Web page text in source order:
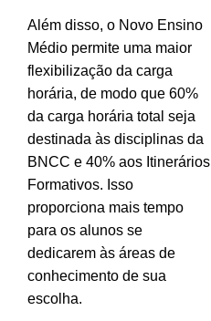
Além disso, o Novo Ensino
Médio permite uma maior
flexibilização da carga
horária, de modo que 60%
da carga horária total seja
destinada às disciplinas da
BNCC e 40% aos Itinerários
Formativos. Isso
proporciona mais tempo
para os alunos se
dedicarem às áreas de
conhecimento de sua
escolha.